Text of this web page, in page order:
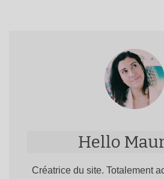
Hello
Créatrice du site. Totalement